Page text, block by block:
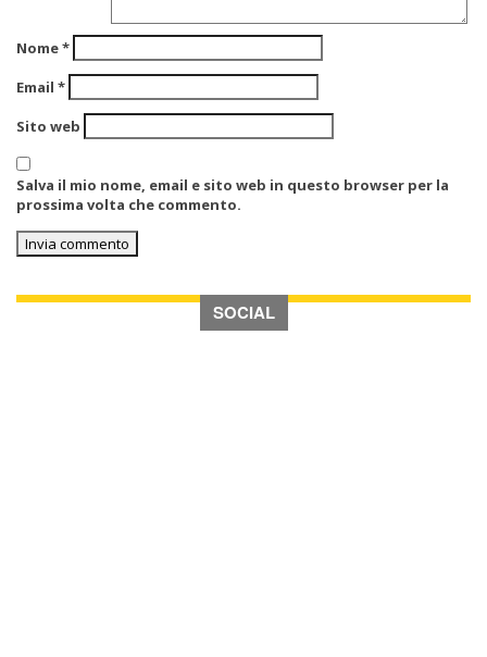
Nome*
Email *
Sito web
Salva il mio nome, email e sito web in questo browser per la
prossima volta che commento.
SOCIAL